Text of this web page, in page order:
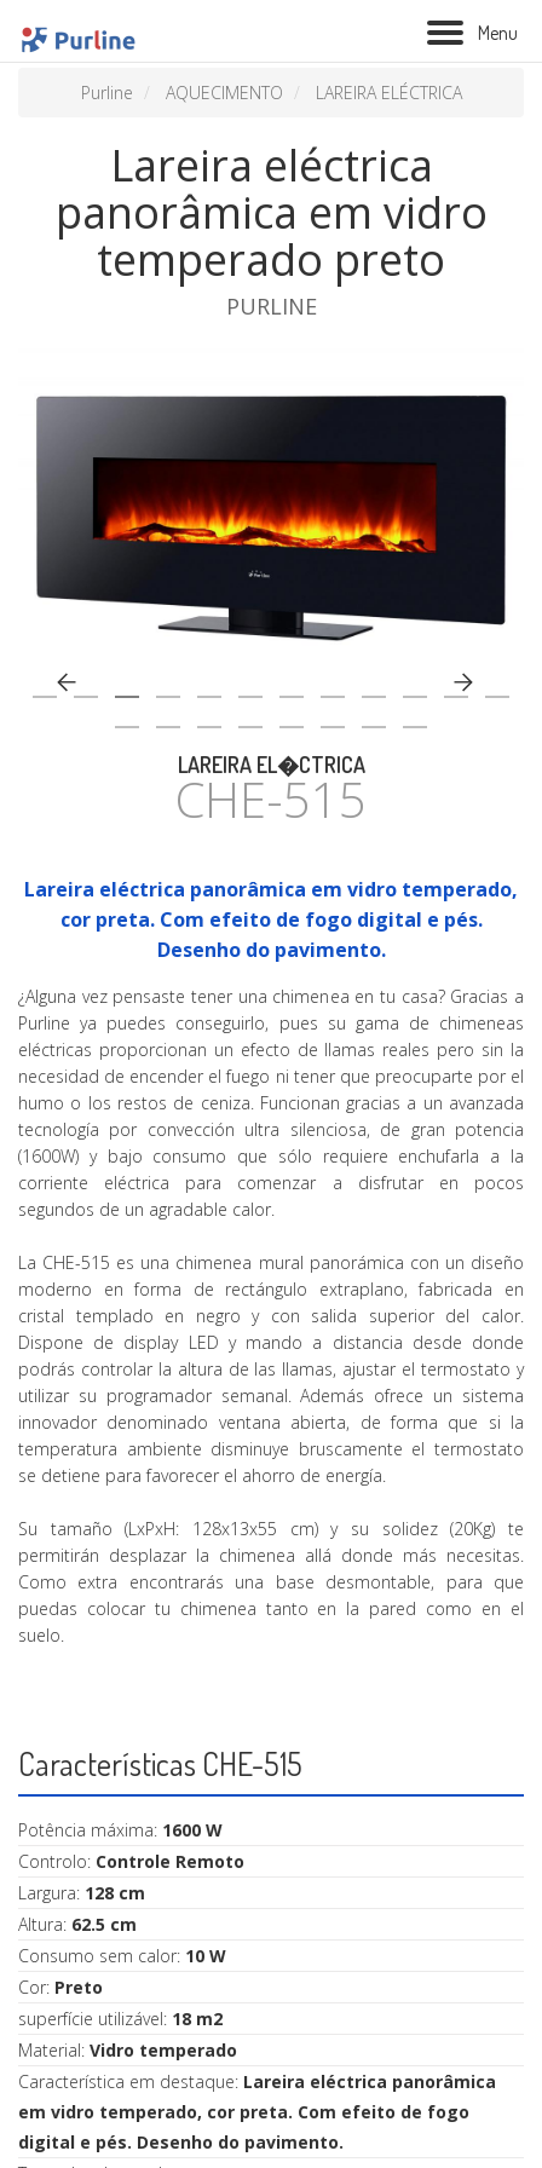
Menu
VENTILAÇÃO
TRATAMENTO AÉREO
CASA
Purline AQUECIMENTO LAREIRA ELÉCTRICA
Lareira eléctrica
panorâmica em vidro
temperado preto
PURLINE
LAREIRA EL�CTRICA
CHE-515
Lareira eléctrica panorâmica em vidro temperado,
cor preta. Com efeito de fogo digital e pés.
Desenho do pavimento.
¿Alguna vez pensaste tener una chimenea en tu casa? Gracias a
Purline ya puedes conseguirlo, pues su gama de chimeneas
eléctricas proporcionan un efecto de llamas reales pero sin la
necesidad de encender el fuego ni tener que preocuparte por el
humo o los restos de ceniza. Funcionan gracias a un avanzada
tecnología por convección ultra silenciosa, de gran potencia
(1600W) y bajo consumo que sólo requiere enchufarla a la
corriente eléctrica para comenzar a disfrutar en pocos
segundos de un agradable calor.
La CHE-515 es una chimenea mural panorámica con un diseño
moderno en forma de rectángulo extraplano, fabricada en
cristal templado en negro y con salida superior del calor.
Dispone de display LED y mando a distancia desde donde
podrás controlar la altura de las llamas, ajustar el termostato y
utilizar su programador semanal. Además ofrece un sistema
innovador denominado ventana abierta, de forma que si la
temperatura ambiente disminuye bruscamente el termostato
se detiene para favorecer el ahorro de energía.
Su tamaño (LxPxH: 128x13x55 cm) y su solidez (20Kg) te
permitirán desplazar la chimenea allá donde más necesitas.
Como extra encontrarás una base desmontable, para que
puedas colocar tu chimenea tanto en la pared como en el
suelo.
Características CHE-515
Potência máxima: 1600 W
Controlo: Controle Remoto
Largura: 128 cm
Altura: 62.5 cm
Consumo sem calor: 10 W
Cor: Preto
superfície utilizável: 18 m2
Material: Vidro temperado
Característica em destaque: Lareira eléctrica panorâmica
em vidro temperado, cor preta. Com efeito de fogo
digital e pés. Desenho do pavimento.